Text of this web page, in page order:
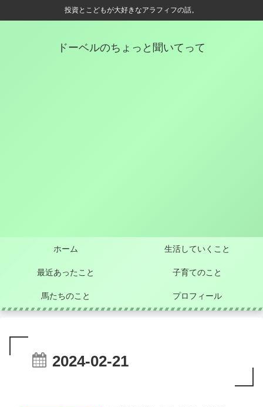
投資とこどもが大好きなアラフィフの話。
ドーベルのちょっと聞いてって
ホーム 生活していくこと
最近あったこと 子育てのこと
馬たちのこと プロフィール
2024-02-21